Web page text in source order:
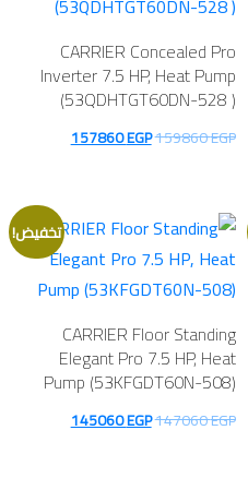
CARRIER Concealed Pro
Inverter 7.5 HP, Heat Pump
(53QDHTGT60DN-528 )
159860EGP
السعر
159860 EGP.
157860EGP
157860 EGP.
تخفيض!
CARRIER Floor Standing
Elegant Pro 7.5 HP, Heat
Pump (53KFGDT60N-508)
147060EGP
السعر145060EGP